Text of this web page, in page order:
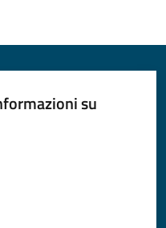
su